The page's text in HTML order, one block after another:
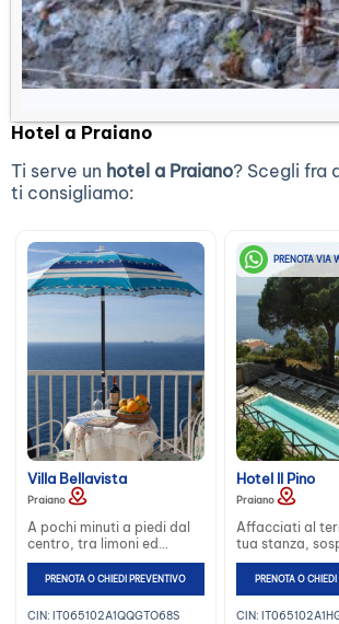
Hotel a Praiano
Ti serve un hotel a Praiano? Scegli fra
ti consigliamo:
Villa Bellavista
Praiano
A pochi minuti a piedi dal
centro, tra limoni ed
uliveti, l’hotel si affaccia su
una baia pittoresca, di
fronte ai Faraglioni …
PRENOTA O CHIEDI PREVENTIVO
CIN: IT065102A1QQGTO68S
PRENOTA VIA
Hotel Il Pino
Praiano
Affacciati al
tua stanza,
cielo e mare,
paesaggio
della Costiera
Amalfitana…
PRENOTA O
CIN: